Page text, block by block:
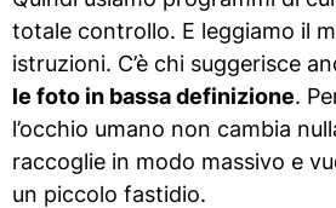
totale controllo. E leggiamo il
istruzioni. C’è chi suggerisce
le foto in bassa definizione.
l’occhio umano non cambia
raccoglie in modo massivo e
un piccolo fastidio.